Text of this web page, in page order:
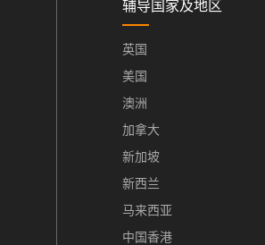
辅导国家及地区
英国
美国
澳洲
加拿大
新加坡
新西兰
马来西亚
中国香港